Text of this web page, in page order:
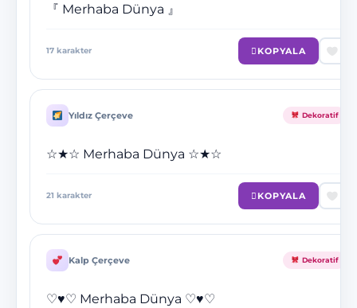
『 Merhaba Dünya 』
17 karakter KOPYALA
Yıldız Çerçeve Dekoratif
☆★☆ Merhaba Dünya ☆★☆
21 karakter KOPYALA
Kalp Çerçeve Dekoratif
♡♥♡ Merhaba Dünya ♡♥♡